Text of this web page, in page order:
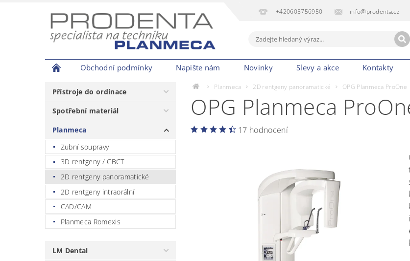
+420605756950 info@prodenta.cz
Obchodní podmínky Napište nám Novinky Slevy a akce Kontakty
Přístroje do ordinace
Spotřební materiál
Planmeca
Zubní soupravy
3D rentgeny / CBCT
2D rentgeny panoramatické
2D rentgeny intraorální
CAD/CAM
Planmeca Romexis
LM Dental
Planmeca 2D rentgeny panoramatické OPG Planmeca ProOne
OPG Planmeca
17 hodnocení